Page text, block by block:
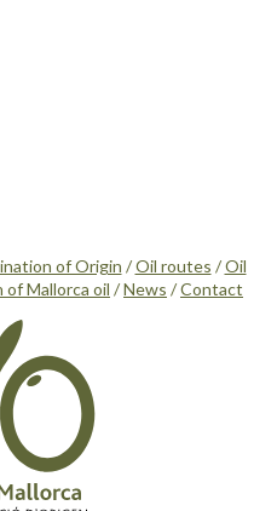
of Origin /Oil routes /Oil
of Mallorca oil /News /Contact